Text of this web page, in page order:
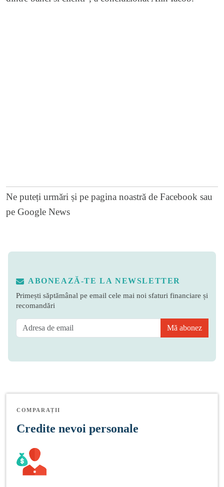
Ne puteți urmări și pe pagina noastră de Facebook sau
pe Google News
ABONEAZĂ-TE LA NEWSLETTER
Primești săptămânal pe email cele mai noi sfaturi financiare și
recomandări
Mă abonez
COMPARAȚII
Credite nevoi personale